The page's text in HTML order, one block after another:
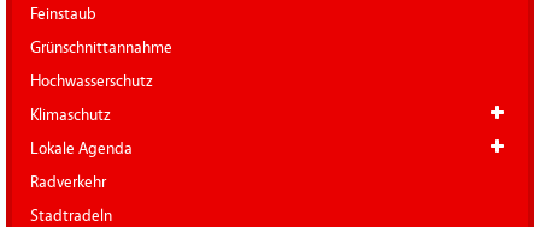
Feinstaub
Grünschnittannahme
Hochwasserschutz
Klimaschutz
Lokale Agenda
Radverkehr
Stadtradeln